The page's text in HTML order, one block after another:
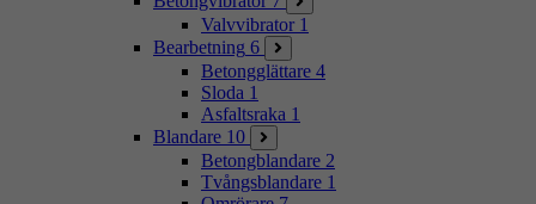
Valvvibrator 1
Bearbetning 6
Betongglättare 4
Sloda 1
Asfaltsraka 1
Blandare 10
Betongblandare 2
Tvångsblandare 1